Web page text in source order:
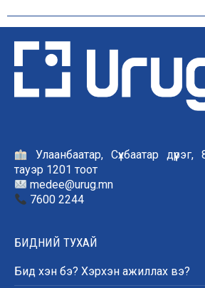
Улаанбаатар, Сүхбаатар
тауэр 1201 тоот
medee@urug.mn
7600 2244
БИДНИЙ ТУХАЙ
Бид хэн бэ? Хэрхэн ажиллах вэ?